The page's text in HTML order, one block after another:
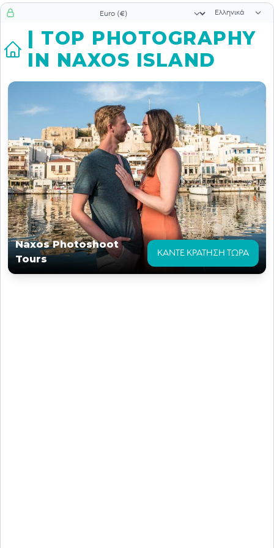
Επιλογή νομίσματος Επιλογή
| TOP PHOTOGRAPHY
IN NAXOS ISLAND
Naxos Photoshoot
Tours
ΚΆΝΤΕ ΚΡΆΤΗΣΗ ΤΏΡΑ